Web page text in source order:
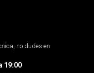
no dudes en
19:00